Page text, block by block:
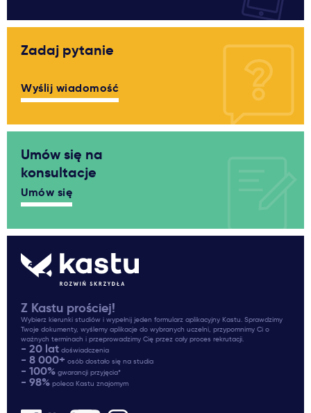
Zadaj pytanie
Wyślij wiadomość
Umów się na
konsultacje
Umów się
Z Kastu prościej!
Wybierz kierunki studiów i wypełnij jeden formularz aplikacyjny Kastu. Sprawdzimy
Twoje dokumenty, wyślemy aplikacje do wybranych uczelni, przypomnimy Ci o
ważnych terminach i przeprowadzimy Cię przez cały proces rekrutacji.
- 20 lat doświadczenia
- 8 000+ osób dostało się na studia
- 100% gwarancji przyjęcia*
- 98% poleca Kastu znajomym